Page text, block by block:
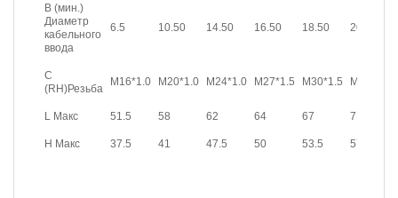
B (мин.)
Диаметр
кабельного
ввода
6.5 10.50 14.50 16.50 18.50 20.50
C
(RH)Резьба
M16*1.0 M20*1.0 M24*1.0 M27*1.5 M30*1.5 M33*1.5
L Макс 51.5 58 62 64 67 71
H Макс 37.5 41 47.5 50 53.5 57.5